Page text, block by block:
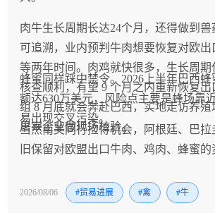
肉牛生长周期长达24个月，还得做到兽
可追溯，业内预判牛肉想要恢复对欧出
等两年时间。肉鸡就快很多，生长周期
核查顺利，有望 9 个月之内重新恢复
组 8 月底就会奔赴巴西，实地走访养殖
屠宰企业做现场核验。
蜂蜜同样踩中禁令。2026上半年巴西
额达630万美元，风险点主要是蜂场靠
易出现交叉污染。
当然南美同行捡得机会，阿根廷、巴拉
旧保留对欧盟出口牛肉、鸡肉、蜂蜜的
2026/08/06 #贸易进展 #禽 #牛